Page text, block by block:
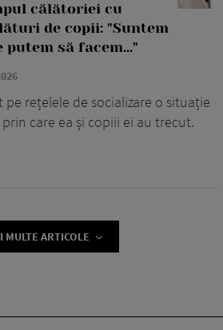
călătoriei cu
de copii: "Suntem
să facem..."
pe rețelele de socializare o situație
care ea și copiii ei au trecut.
MULTE ARTICOLE